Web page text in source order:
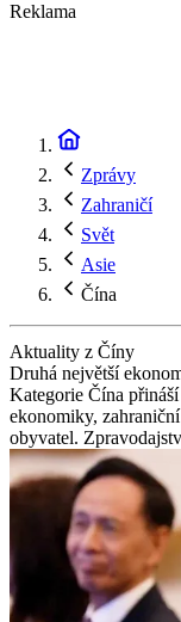
Reklama
Zprávy
Zahraničí
Svět
Asie
Čína
Aktuality z Číny
Druhá největší
Kategorie Čína
ekonomiky,
obyvatel.